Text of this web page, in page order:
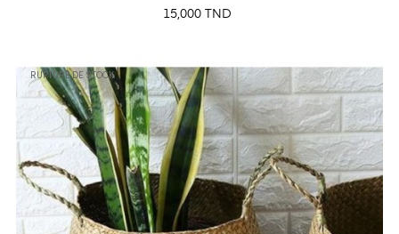
Prix
15,000 TND
RUPTURE DE STOCK